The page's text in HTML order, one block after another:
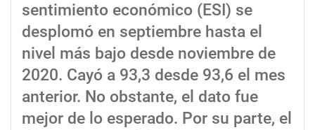
sentimiento económico (ESI) se
desplomó en septiembre hasta el
nivel más bajo desde noviembre de
2020. Cayó a 93,3 desde 93,6 el mes
anterior. No obstante, el dato fue
mejor de lo esperado. Por su parte, el